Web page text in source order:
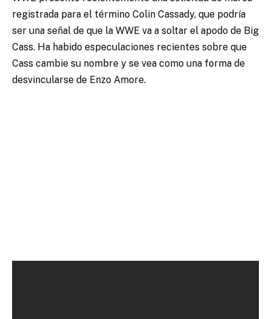
registrada para el término Colin Cassady, que podría
ser una señal de que la WWE va a soltar el apodo de Big
Cass. Ha habido especulaciones recientes sobre que
Cass cambie su nombre y se vea como una forma de
desvincularse de Enzo Amore.